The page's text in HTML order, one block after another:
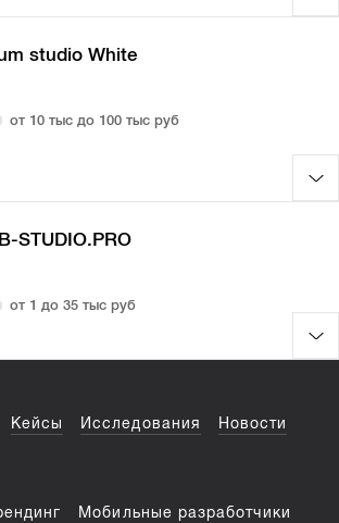
studio White
от 10 тыс до 100 тыс руб
STUDIO.PRO
от 1 до 35 тыс руб
Кейсы Исследования Новости
Мобильные разработчики